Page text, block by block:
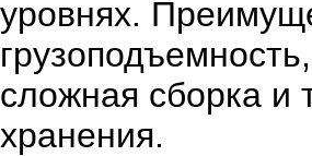
уровнях.
сложная сборка и
хранения.